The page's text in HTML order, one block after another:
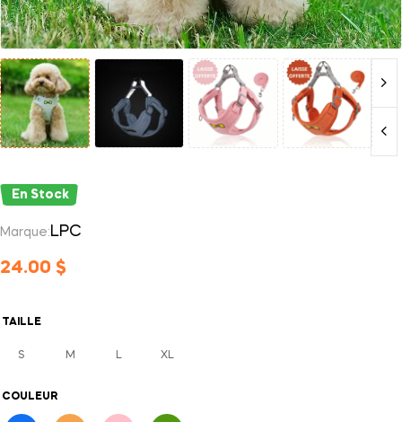
En Stock
Marque: LPC
24.00 $
TAILLE
S M L XL
COULEUR